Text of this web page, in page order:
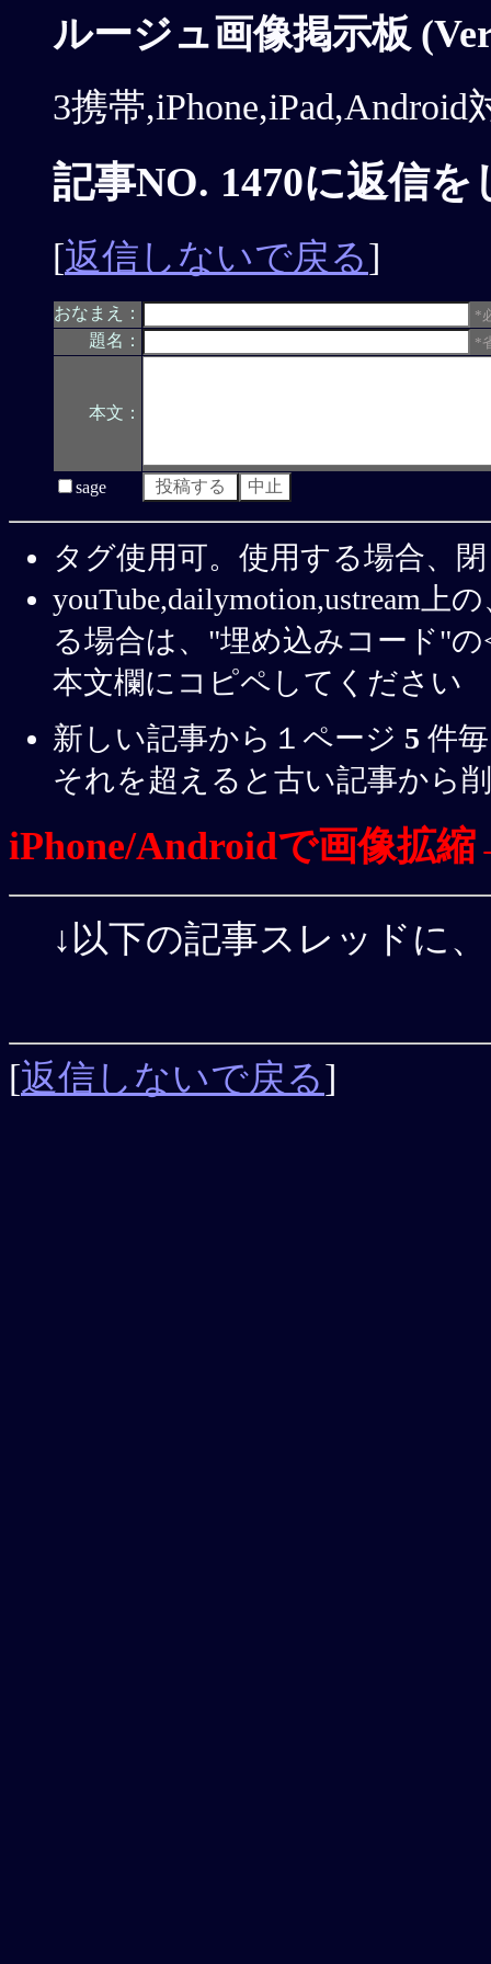
ルージュ画像掲示板
3携帯
記事NO. 1470に返信
[返信しないで戻る]
おなまえ： *
題名： *
本文：
sage
タグ使用可。使用する場合、
youTube,dailymotion,ustream上
る場合は、"埋め込みコード"
本文欄にコピペしてください
新しい記事から１ページ 5 件
それを超えると古い記事から
iPhone/Androidで画像拡
↓以下の記事スレッドに
[返信しないで戻る]